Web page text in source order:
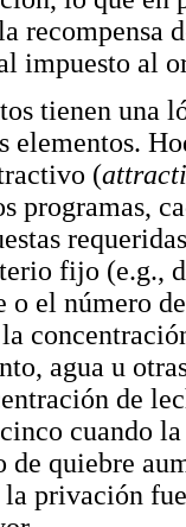
recompensa
impuesto al
tienen una
elementos.
(
programas,
fijo (e.g.,
o el número
agua u
de
cuando
de quiebre
la privación